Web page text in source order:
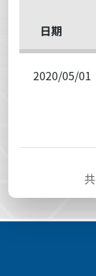
日期
2020/05/01
共